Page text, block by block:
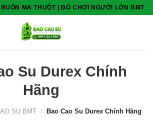
MA THUỘT | ĐỒ CHƠI NGƯỜI LỚN BMT
Su Durex Chính
Hãng
SU BMT / Bao Cao Su Durex Chính Hãng